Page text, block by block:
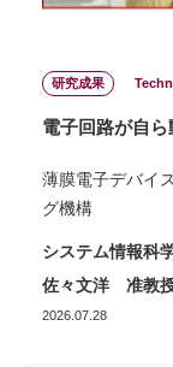
研究成果
電子回路が自
薄膜電子デバイ
グ機構
システム情報科
佐々文洋 准教
2026.07.28